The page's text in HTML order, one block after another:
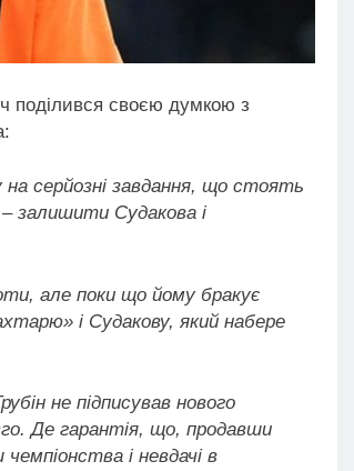
поділився своєю думкою з
серйозні завдання, що стоять
залишити Судакова і
але поки що йому бракує
і Судакову, який набере
не підписував нового
Де гарантія, що, продавши
і невдачі в